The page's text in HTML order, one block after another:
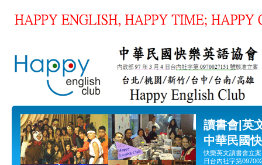
讀書會|英
中華民國
快樂英文讀書會立
日台內社字第